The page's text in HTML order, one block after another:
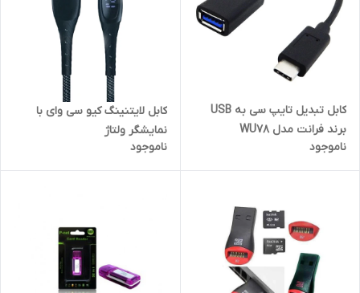
کابل تبدیل تایپ سی به USB
برند فرانت مدل WU78
ناموجود
کابل لایتنینگ کیو سی وای با
نمایشگر ولتاژ
ناموجود